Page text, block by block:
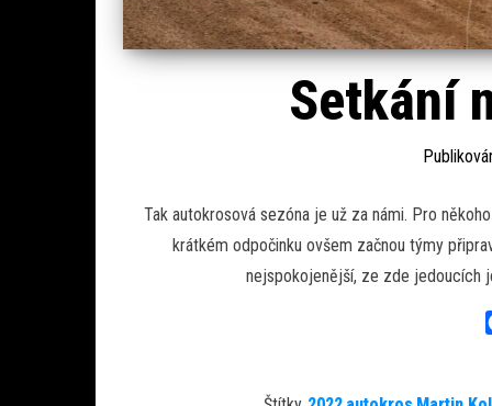
Setkání
Tak autokrosová sezóna je už za námi. Pro
krátkém odpočinku ovšem začnou týmy
nejspokojenější, ze zde jedoucích